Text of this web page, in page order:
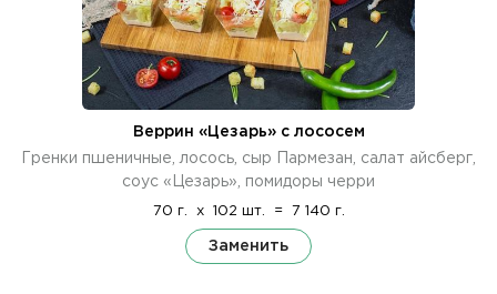
Веррин «Цезарь» с лососем
Гренки пшеничные, лосось, сыр Пармезан, салат айсберг,
соус «Цезарь», помидоры черри
70 г. x 102 шт. = 7 140 г.
Заменить